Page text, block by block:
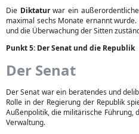
Die Diktaturwar ein
maximal sechs Monate ernannt wurde.
und die Überwachung der Sitten
Punkt 5: Der Senat und die Republik
Der Senat
Der Senat war ein beratendes und
Rolle in der Regierung der Republik
Außenpolitik, die militärische Führung,
Verwaltung.